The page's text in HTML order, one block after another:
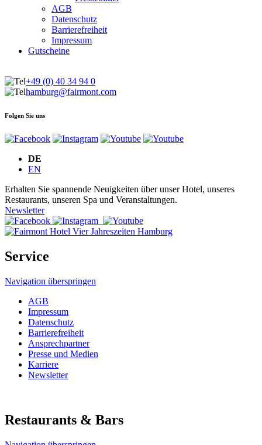
AGB
Datenschutz
Barrierefreiheit
Impressum
Gutscheine
+49 (0) 40 34 94 0
hamburg@fairmont.com
Folgen Sie uns
DE
EN
Erhalten Sie spannende Neuigkeiten über unser Hotel, unseres
Restaurants, unseren Spa und Veranstaltungen.
Newsletter
Service
Navigation überspringen
AGB
Impressum
Datenschutz
Barrierefreiheit
Ansprechpartner
Presse und Medien
Karriere
Newsletter
Restaurants & Bars